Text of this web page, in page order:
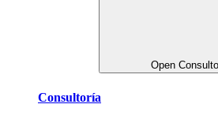
Open
Consultoría